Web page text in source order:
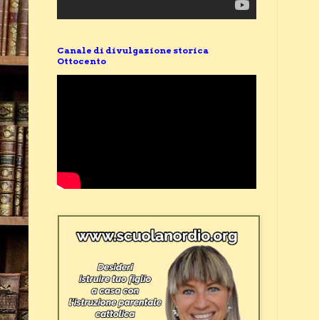
Canale di divulgazione storica
Ottocento